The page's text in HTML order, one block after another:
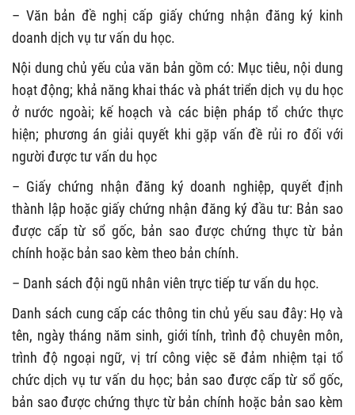
– Văn bản đề nghị cấp giấy chứng nhận đăng ký kinh
doanh dịch vụ tư vấn du học.
Nội dung chủ yếu của văn bản gồm có: Mục tiêu, nội dung
hoạt động; khả năng khai thác và phát triển dịch vụ du học
ở nước ngoài; kế hoạch và các biện pháp tổ chức thực
hiện; phương án giải quyết khi gặp vấn đề rủi ro đối với
người được tư vấn du học
– Giấy chứng nhận đăng ký doanh nghiệp, quyết định
thành lập hoặc giấy chứng nhận đăng ký đầu tư: Bản sao
được cấp từ sổ gốc, bản sao được chứng thực từ bản
chính hoặc bản sao kèm theo bản chính.
– Danh sách đội ngũ nhân viên trực tiếp tư vấn du học.
Danh sách cung cấp các thông tin chủ yếu sau đây: Họ và
tên, ngày tháng năm sinh, giới tính, trình độ chuyên môn,
trình độ ngoại ngữ, vị trí công việc sẽ đảm nhiệm tại tổ
chức dịch vụ tư vấn du học; bản sao được cấp từ sổ gốc,
bản sao được chứng thực từ bản chính hoặc bản sao kèm